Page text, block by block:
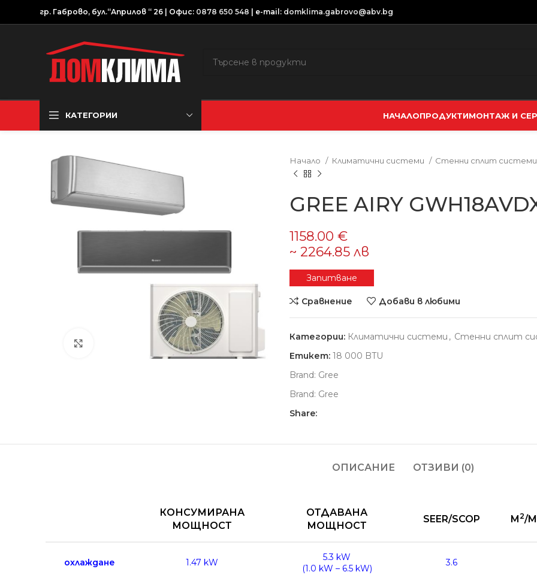
гр. Габрово, бул.“Априлов “ 26 | Офис: 0878 650 548 | e-mail: domklima.gabrovo@abv.bg
КАТЕГОРИИ НАЧАЛОПРОДУКТИМОНТАЖ И
Увеличете изображението
Начало Климатични системи Стенни сплит системи
GREE AIRY
Запитване
Сравнение Добави в любими
Категории: Климатични системи , Стенни сплит
Етикет: 18 000 BTU
Brand: Gree
Brand: Gree
Share:
ОПИСАНИЕ ОТЗИВИ (0)
КОНСУМИРАНА
МОЩНОСТ
ОТДАВАНА
МОЩНОСТ
SEER/SCOP M2/M
охлаждане 1.47 kW
5.3 kW
(1.0 kW – 6.5 kW)
3.6